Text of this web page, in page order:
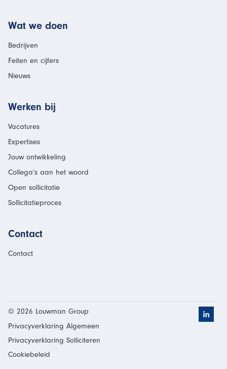
Wat we doen
Bedrijven
Feiten en cijfers
Nieuws
Werken bij
Vacatures
Expertises
Jouw ontwikkeling
Collega’s aan het woord
Open sollicitatie
Sollicitatieproces
Contact
Contact
© 2026 Louwman Group
Privacyverklaring Algemeen
Privacyverklaring Solliciteren
Cookiebeleid
Klik